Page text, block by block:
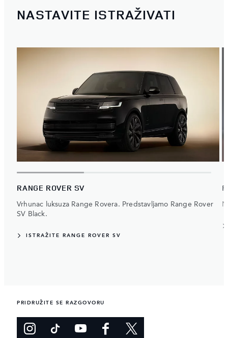
NASTAVITE ISTRAŽIVATI
RANGE ROVER SV
Vrhunac luksuza Range Rovera. Predstavljamo Range Rover
SV Black.
ISTRAŽITE RANGE ROVER SV
PRIDRUŽITE SE RAZGOVORU